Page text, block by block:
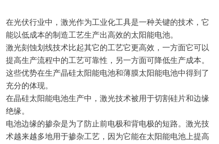
在光伏行业中，激光作为工业化工具是一种关键的技术，它
能以低成本的制造工艺生产出高效的太阳能电池。
激光刻蚀划线技术比起其它的工艺它更高效，一方面它可以
提高生产流程中的工艺可靠性，另一方面可降低生产成本。
这些优势在生产晶硅太阳能电池和薄膜太阳能电池中得到了
充分的体现。
在晶硅太阳能电池生产中，激光技术被用于切割硅片和边缘
绝缘。
电池边缘的掺杂是为了防止前电极和背电极的短路。激光技
术越来越多地用于掺杂工艺，因为它能在太阳能电池上提高